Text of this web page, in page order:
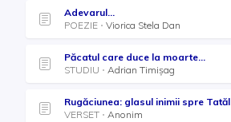
Adevarul...
POEZIE
Viorica Stela Dan
Păcatul care duce la moarte...
STUDIU
Adrian Timișag
Rugăciunea: glasul inimii spre Tatăl
VERSET
Anonim